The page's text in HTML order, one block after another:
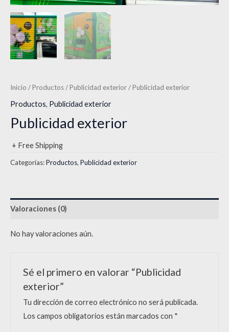
Inicio /Productos/Publicidad exterior/ Publicidad exterior
Productos, Publicidad exterior
Publicidad exterior
+ Free Shipping
Categorías:Productos, Publicidad exterior
Valoraciones (0)
No hay valoraciones aún.
Sé el primero en valorar “Publicidad
exterior”
Tu dirección de correo electrónico no será publicada.
Los campos obligatorios están marcados con *